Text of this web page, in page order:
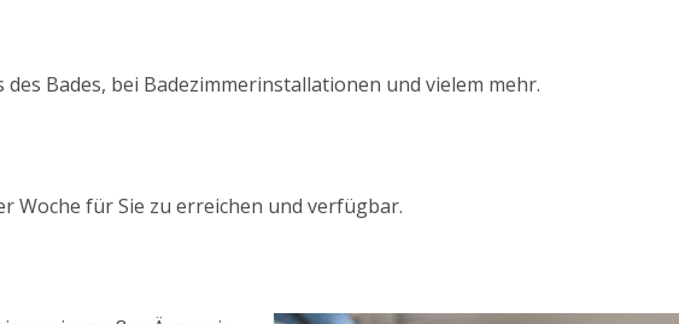
Bades, bei Badezimmerinstallationen und vielem mehr.
Woche für Sie zu erreichen und verfügbar.